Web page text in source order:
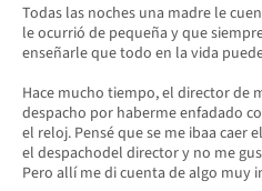
Todas las noches una madre le
le ocurrió de pequeña y que
enseñarle que todo en la vida
Hace mucho tiempo, el director de
despacho por haberme enfadado
el reloj. Pensé que se me ibaa caer
el despachodel director y no me
Pero allí me di cuenta de algo muy